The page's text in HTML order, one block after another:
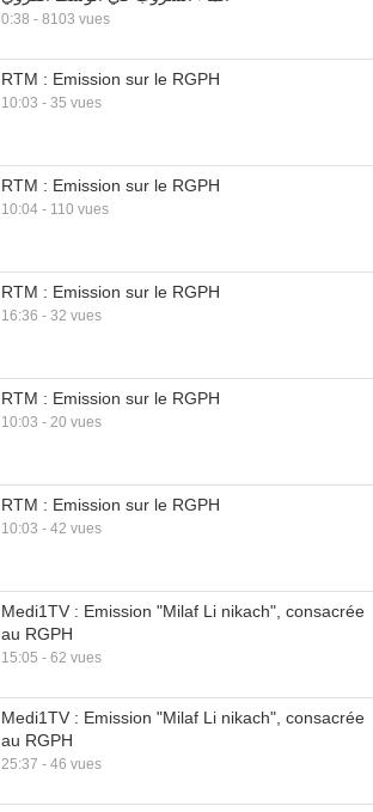
0:38 - 8103 vues
RTM : Emission sur le RGPH
10:03 - 35 vues
RTM : Emission sur le RGPH
10:04 - 110 vues
RTM : Emission sur le RGPH
16:36 - 32 vues
RTM : Emission sur le RGPH
10:03 - 20 vues
RTM : Emission sur le RGPH
10:03 - 42 vues
Medi1TV : Emission "Milaf Li nikach", consacrée
au RGPH
15:05 - 62 vues
Medi1TV : Emission "Milaf Li nikach", consacrée
au RGPH
25:37 - 46 vues